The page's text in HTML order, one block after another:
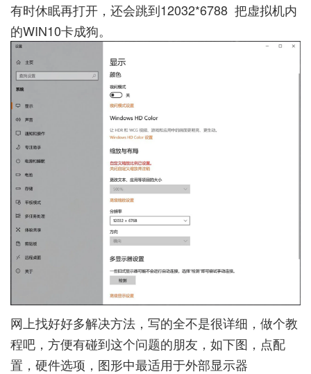
有时休眠再打开，还会跳到12032*6788 把虚拟机内
的WIN10卡成狗。
网上找好好多解决方法，写的全不是很详细，做个教
程吧，方便有碰到这个问题的朋友，如下图，点配
置，硬件选项，图形中最适用于外部显示器